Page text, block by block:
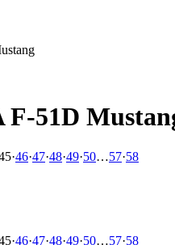
51D
·46·47·48·49·50…57·58
·46·47·48·49·50…57·58